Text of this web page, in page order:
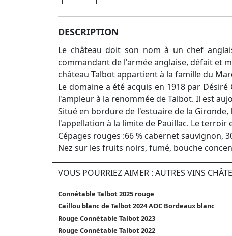
DESCRIPTION
Le château doit son nom à un chef
commandant de l'armée anglaise, défait et
château Talbot appartient à la famille du
Le domaine a été acquis en 1918 par
l'ampleur à la renommée de Talbot. Il est
Situé en bordure de l'estuaire de la
l'appellation à la limite de Pauillac. Le
Cépages rouges :66 % cabernet sauvignon,
Nez sur les fruits noirs, fumé, bouche
VOUS POURRIEZ AIMER : AUTRES VINS
Connétable Talbot 2025 rouge
Caillou blanc de Talbot 2024 AOC Bordeaux blanc
Rouge Connétable Talbot 2023
Rouge Connétable Talbot 2022